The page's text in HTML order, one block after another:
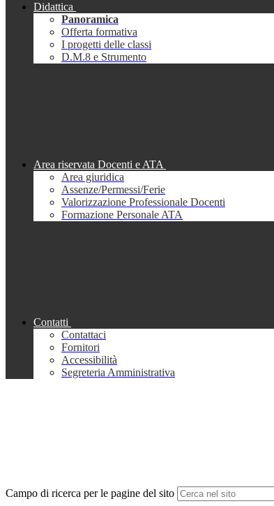
Didattica
Panoramica
Offerta formativa
I progetti delle classi
D.M.8 e Strumento
Area riservata Docenti e ATA
Area giuridica
Assenze/Permessi/Ferie
Valorizzazione Professionale Docenti
Formazione Personale ATA
Contatti
Contattaci
Fornitori
Accessibilità
Segreteria Amministrativa
Campo di ricerca per le pagine del sito